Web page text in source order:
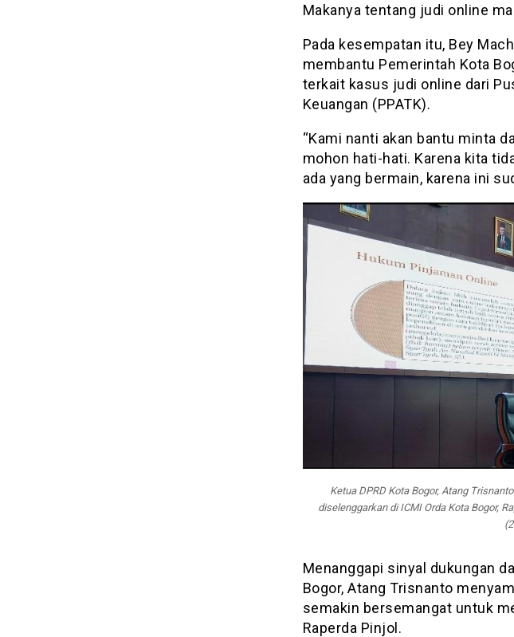
Makanya tentang judi online
Pada kesempatan itu, Bey
membantu Pemerintah Kota
terkait kasus judi online dari
Keuangan (PPATK).
“Kami nanti akan bantu minta
mohon hati-hati. Karena kita
ada yang bermain, karena ini
Ketua DPRD Kota Bogor, Atang
diselenggarkan di ICMI Orda Kota Bogor,
Menanggapi sinyal dukungan
Bogor, Atang Trisnanto
semakin bersemangat untuk
Raperda Pinjol.